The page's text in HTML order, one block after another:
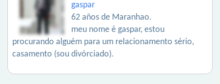
gaspar
62 años de Maranhao.
meu nome é gaspar, estou
procurando alguém para um relacionamento sério,
casamento (sou divórciado).